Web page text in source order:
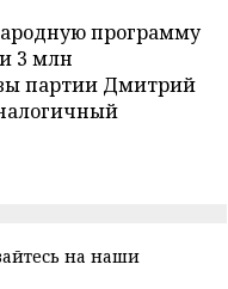
программу
3 млн
партии Дмитрий
на наши